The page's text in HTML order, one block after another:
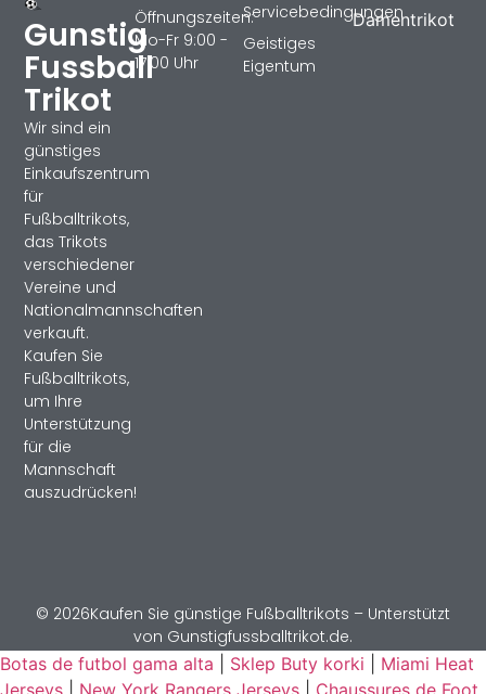
Gunstig
Fussball
Trikot
Wir sind ein
günstiges
Einkaufszentrum
für
Fußballtrikots,
das Trikots
verschiedener
Vereine und
Nationalmannschaften
verkauft.
Kaufen Sie
Fußballtrikots,
um Ihre
Unterstützung
für die
Mannschaft
auszudrücken!
Damentrikot
Servicebedingungen
Geistiges
Eigentum
Öffnungszeiten:
Mo-Fr 9:00 -
17:00 Uhr
© 2026Kaufen Sie günstige Fußballtrikots – Unterstützt
von Gunstigfussballtrikot.de.
Botas de futbol gama alta
Sklep Buty korki
Miami Heat
Jerseys
New York Rangers Jerseys Chaussures de Foot